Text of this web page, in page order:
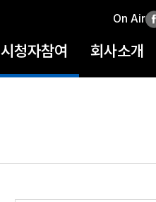
시청자참여 회사소개
On Air페